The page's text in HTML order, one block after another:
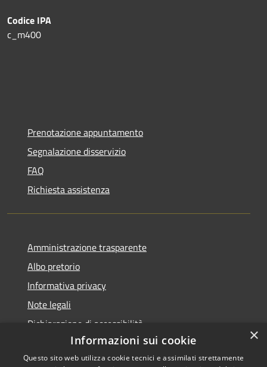
Codice IPA
c_m400
Prenotazione appuntamento
Segnalazione disservizio
FAQ
Richiesta assistenza
Amministrazione trasparente
Albo pretorio
Informativa privacy
Note legali
Dichiarazione di accessibilità
×
Informazioni sui cookie
Questo sito web utilizza cookie tecnici e assimilati strettamente